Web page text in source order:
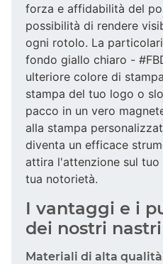
forza e affidabilità del
possibilità di rendere
ogni rotolo. La
fondo giallo chiaro -
ulteriore colore di
stampa del tuo logo o
pacco in un vero
alla stampa
diventa un efficace
attira l'attenzione sul tuo
tua notorietà.
I vantaggi e i
dei nostri
Materiali di alta qualità